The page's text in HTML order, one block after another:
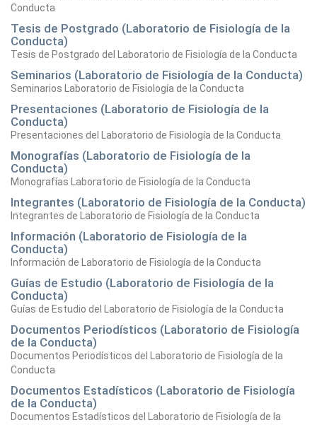
Conducta
Tesis de Postgrado (Laboratorio de Fisiología de la
Conducta)
Tesis de Postgrado del Laboratorio de Fisiología de la Conducta
Seminarios (Laboratorio de Fisiología de la Conducta)
Seminarios Laboratorio de Fisiología de la Conducta
Presentaciones (Laboratorio de Fisiología de la
Conducta)
Presentaciones del Laboratorio de Fisiología de la Conducta
Monografías (Laboratorio de Fisiología de la
Conducta)
Monografías Laboratorio de Fisiología de la Conducta
Integrantes (Laboratorio de Fisiología de la Conducta)
Integrantes de Laboratorio de Fisiología de la Conducta
Información (Laboratorio de Fisiología de la
Conducta)
Información de Laboratorio de Fisiología de la Conducta
Guías de Estudio (Laboratorio de Fisiología de la
Conducta)
Guías de Estudio del Laboratorio de Fisiología de la Conducta
Documentos Periodísticos (Laboratorio de Fisiología
de la Conducta)
Documentos Periodísticos del Laboratorio de Fisiología de la
Conducta
Documentos Estadísticos (Laboratorio de Fisiología
de la Conducta)
Documentos Estadísticos del Laboratorio de Fisiología de la